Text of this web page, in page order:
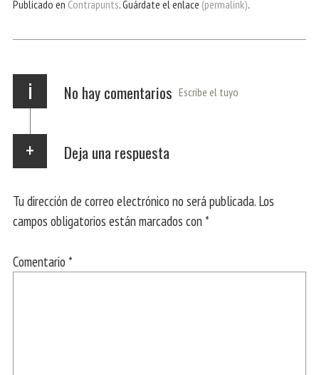
p m r
Publicado en Contrapunts. Guárdate el enlace (permalink).
i No hay comentarios Escribe el tuyo
Deja una respuesta
Tu dirección de correo electrónico no será publicada. Los
campos obligatorios están marcados con *
Comentario *